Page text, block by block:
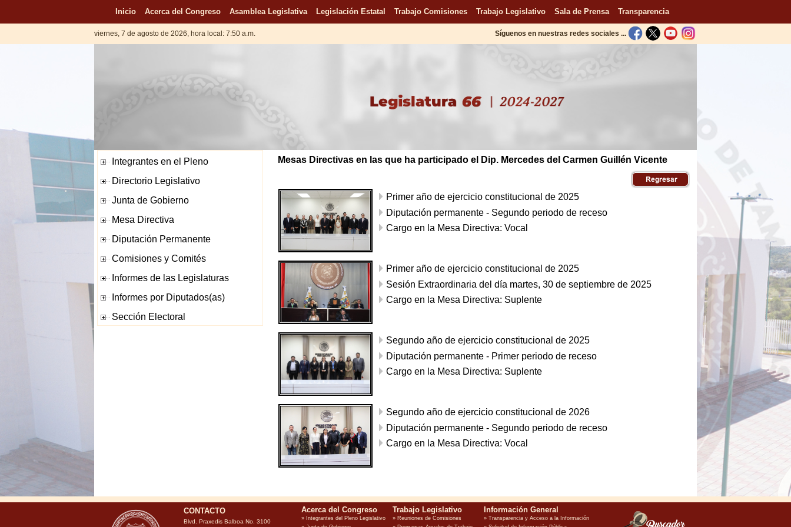
Inicio Acerca del Congreso Asamblea Legislativa Legislación Estatal Trabajo Comisiones Trabajo Legislativo Sala de Prensa Transparencia
viernes, 7 de agosto de 2026, hora local: 7:50 a.m. Síguenos en nuestras redes sociales ...
Mesas Directivas en las que ha participado el Dip. Mercedes del Carmen Guillén Vicente
Primer año de ejercicio constitucional de 2025
Diputación permanente - Segundo periodo de receso
Cargo en la Mesa Directiva: Vocal
Primer año de ejercicio constitucional de 2025
Sesión Extraordinaria del día martes, 30 de septiembre de 2025
Cargo en la Mesa Directiva: Suplente
Segundo año de ejercicio constitucional de 2025
Diputación permanente - Primer periodo de receso
Cargo en la Mesa Directiva: Suplente
Segundo año de ejercicio constitucional de 2026
Diputación permanente - Segundo periodo de receso
Cargo en la Mesa Directiva: Vocal
CONTACTO
Blvd. Praxedis Balboa No. 3100